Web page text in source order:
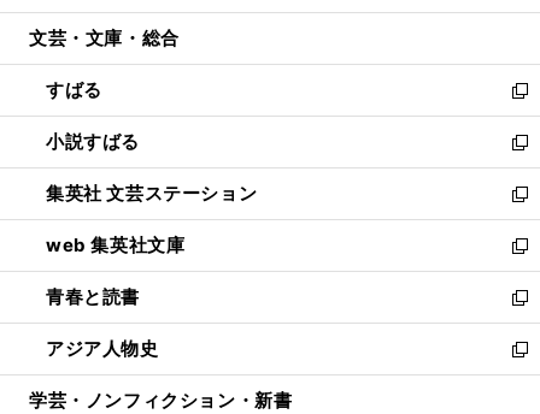
開
ウ
開
く
ン
ウ
で
開
く
ウ
ン
ド
ウ
で
開
く
文芸・文庫・総合
すばる
新
し
い
ウ
ィ
ン
ド
ウ
で
開
く
小説すばる
新
し
い
ウ
ィ
ン
ド
ウ
で
開
集英社 文芸ステーション
新
し
い
ウ
ィ
ン
ド
ウ
web 集英社文庫
新
し
い
ウ
ィ
ン
青春と読書
新
し
い
ウ
アジア人物史
新
し
学芸・ノンフィクション・新書